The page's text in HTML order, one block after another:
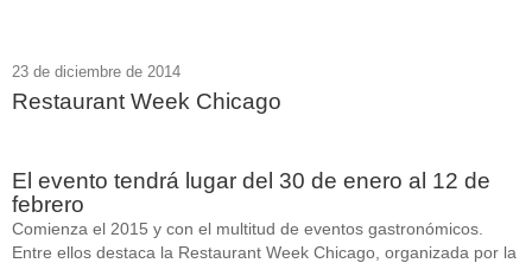
23 de diciembre de 2014
Restaurant Week Chicago
El evento tendrá lugar del 30 de enero al 12 de
febrero
Comienza el 2015 y con el multitud de eventos gastronómicos.
Entre ellos destaca la Restaurant Week Chicago, organizada por la